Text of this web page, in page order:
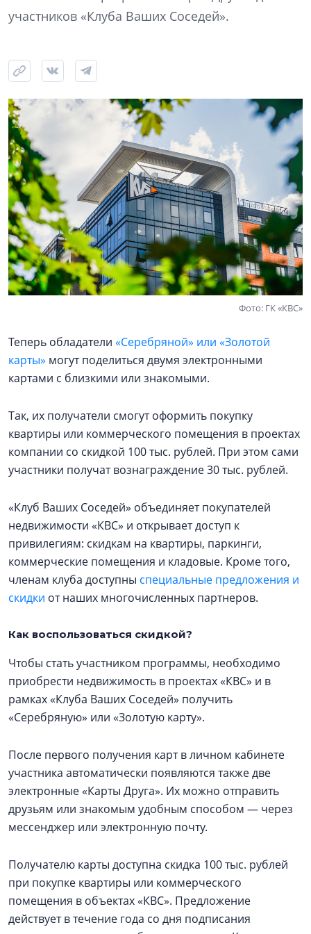
участников «Клуба Ваших Соседей».
Фото: ГК «КВС»
Теперь обладатели «Серебряной» или «Золотой
карты» могут поделиться двумя электронными
картами с близкими или знакомыми.
Так, их получатели смогут оформить покупку
квартиры или коммерческого помещения в проектах
компании со скидкой 100 тыс. рублей. При этом сами
участники получат вознаграждение 30 тыс. рублей.
«Клуб Ваших Соседей» объединяет покупателей
недвижимости «КВС» и открывает доступ к
привилегиям: скидкам на квартиры, паркинги,
коммерческие помещения и кладовые. Кроме того,
членам клуба доступны специальные предложения и
скидки от наших многочисленных партнеров.
Как воспользоваться скидкой?
Чтобы стать участником программы, необходимо
приобрести недвижимость в проектах «КВС» и в
рамках «Клуба Ваших Соседей» получить
«Серебряную» или «Золотую карту».
После первого получения карт в личном кабинете
участника автоматически появляются также две
электронные «Карты Друга». Их можно отправить
друзьям или знакомым удобным способом — через
мессенджер или электронную почту.
Получателю карты доступна скидка 100 тыс. рублей
при покупке квартиры или коммерческого
помещения в объектах «КВС». Предложение
действует в течение года со дня подписания